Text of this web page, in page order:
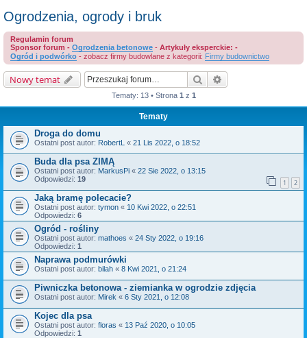
Ogrodzenia, ogrody i bruk
Regulamin forum
Sponsor forum - Ogrodzenia betonowe - Artykuły eksperckie: -
Ogród i podwórko - zobacz firmy budowlane z kategorii: Firmy budownictwo
Nowy temat Szukaj
Tematy: 13 • Strona 1 z 1
Tematy
Droga do domu
Ostatni post autor: RobertL « 21 Lis 2022, o 18:52
Buda dla psa ZIMĄ
Ostatni post autor: MarkusPi « 22 Sie 2022, o 13:15
Odpowiedzi: 19 1 2
Jaką bramę polecacie?
Ostatni post autor: tymon « 10 Kwi 2022, o 22:51
Odpowiedzi: 6
Ogród - rośliny
Ostatni post autor: mathoes « 24 Sty 2022, o 19:16
Odpowiedzi: 1
Naprawa podmurówki
Ostatni post autor: bilah « 8 Kwi 2021, o 21:24
Piwniczka betonowa - ziemianka w ogrodzie zdjęcia
Ostatni post autor: Mirek « 6 Sty 2021, o 12:08
Kojec dla psa
Ostatni post autor: floras « 13 Paź 2020, o 10:05
Odpowiedzi: 1